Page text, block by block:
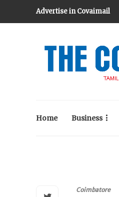
Advertise in Covaimail
Home Business
Coimbatore